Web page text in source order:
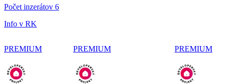
Počet inzerátov 6
Info v RK
PREMIUM PREMIUM PREMIUM